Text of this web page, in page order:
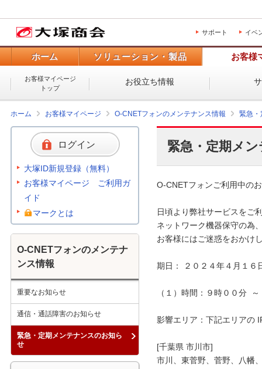
サポート イベ
ホーム ソリューション・製品 お客様
お客様マイページ
トップ
お役立ち情報
ホーム お客様マイページ O-CNETフォンのメンテナンス情報 緊急・
緊急・定期メ
O-CNETフォンご利用中の
日頃より弊社サービスをご
ネットワーク機器保守の為
お客様にはご迷惑をおかけ
期日： ２０２４年４月１６
（１）時間：９時００分
影響エリア：下記エリアの
[千葉県 市川市]
市川、東菅野、菅野、八幡
ログイン
大塚ID新規登録（無料）
お客様マイページ ご利用ガ
イド
マークとは
O-CNETフォンのメンテナ
ンス情報
重要なお知らせ
通信・通話障害のお知らせ
緊急・定期メンテナンスのお知ら
せ